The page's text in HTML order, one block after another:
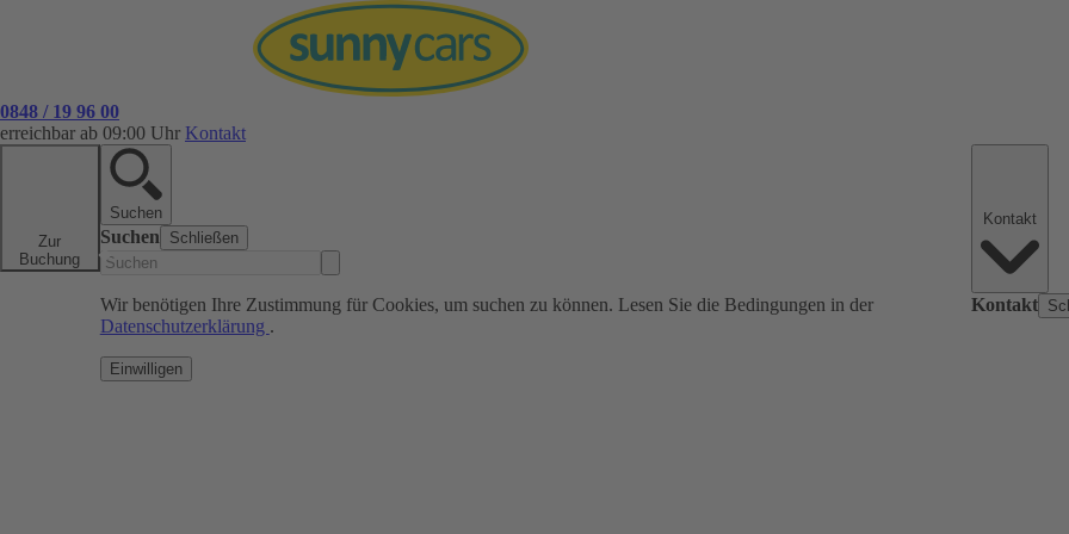
0848 / 19 96 00
erreichbar ab 09:00 Uhr Kontakt
Zur
Buchung
Suchen
Suchen Schließen
Wir benötigen Ihre Zustimmung für Cookies, um suchen zu können. Lesen Sie die Bedingungen in der
Datenschutzerklärung .
Einwilligen
Kontakt